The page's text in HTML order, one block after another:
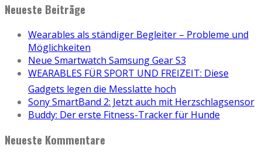
Neueste Beiträge
Wearables als ständiger Begleiter – Probleme und
Möglichkeiten
Neue Smartwatch Samsung Gear S3
WEARABLES FÜR SPORT UND FREIZEIT: Diese
Gadgets legen die Messlatte hoch
Sony SmartBand 2: Jetzt auch mit Herzschlagsensor
Buddy: Der erste Fitness-Tracker für Hunde
Neueste Kommentare